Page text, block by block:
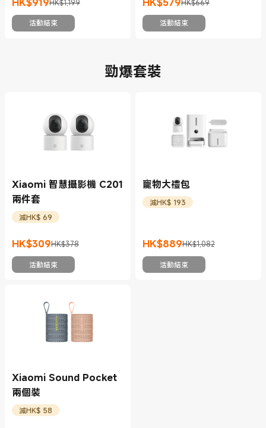
現價 HK$919HK$1,199
市場價格 HK$1,199
活動結束
現價 HK$579HK$669
市場價格 HK$669
活動結束
勁爆套裝
Xiaomi 智慧攝影機 C201
兩件套
減HK$ 69
HK$309
現價 HK$309HK$378
市場價格 HK$378
活動結束
寵物大禮包
減HK$ 193
HK$889
現價 HK$889HK$1,082
市場價格 HK$1,082
活動結束
Xiaomi Sound Pocket
兩個裝
減HK$ 58